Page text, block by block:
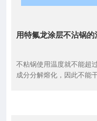
用特氟龙涂层不沾锅的
不粘锅使用温度就不能超
成分分解熔化，因此不能